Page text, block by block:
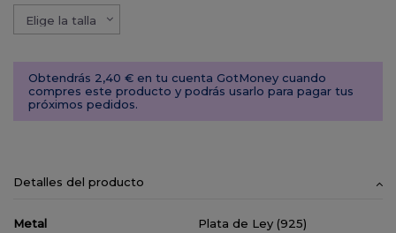
Obtendrás 2,40 € en tu cuenta GotMoney cuando
compres este producto y podrás usarlo para pagar tus
próximos pedidos.
Detalles del producto
Metal
Plata de Ley (925)